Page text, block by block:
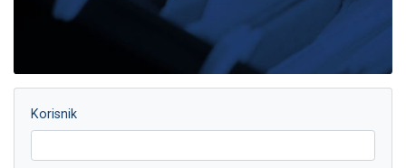
Korisnik